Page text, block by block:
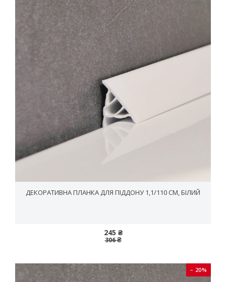
ДЕКОРАТИВНА ПЛАНКА ДЛЯ ПІДДОНУ 1,1/110 СМ, БІЛИЙ
245 ₴
306 ₴
− 20%